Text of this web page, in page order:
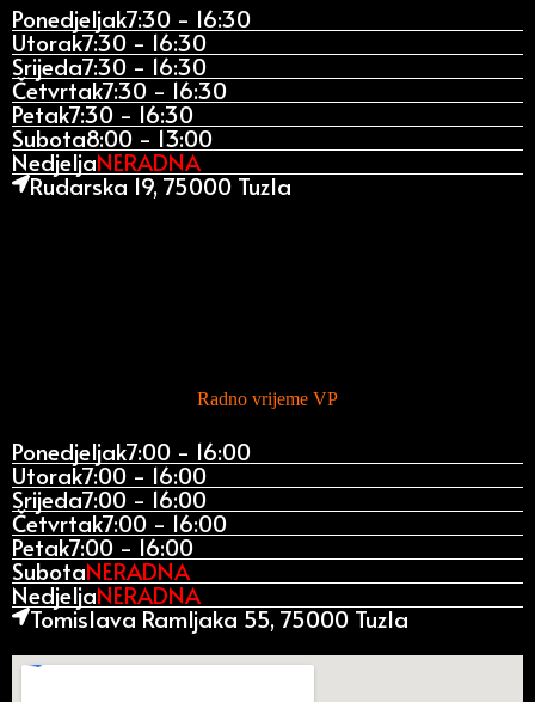
Ponedjeljak7:30 - 16:30
Utorak7:30 - 16:30
Srijeda7:30 - 16:30
Četvrtak7:30 - 16:30
Petak7:30 - 16:30
Subota8:00 - 13:00
NedjeljaNERADNA
Rudarska 19, 75000 Tuzla
Radno vrijeme VP
Ponedjeljak7:00 - 16:00
Utorak7:00 - 16:00
Srijeda7:00 - 16:00
Četvrtak7:00 - 16:00
Petak7:00 - 16:00
SubotaNERADNA
NedjeljaNERADNA
Tomislava Ramljaka 55, 75000 Tuzla